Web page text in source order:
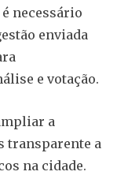
necessário
enviada
e votação.
a
transparente a
na cidade.